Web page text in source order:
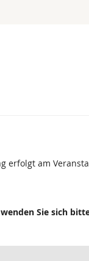
erfolgt am
Sie sich